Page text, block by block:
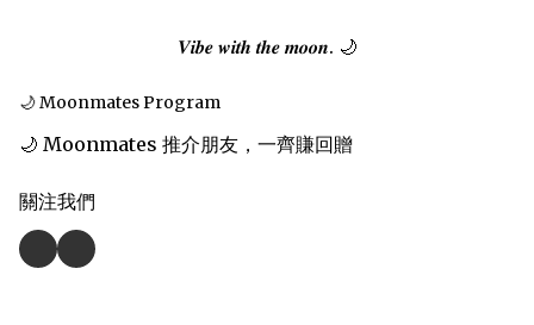
𝑽𝒊𝒃𝒆 𝒘𝒊𝒕𝒉 𝒕𝒉𝒆 𝒎𝒐𝒐𝒏. 🌙
🌙 Moonmates Program
🌙 Moonmates 推介朋友，一齊賺回贈
關注我們